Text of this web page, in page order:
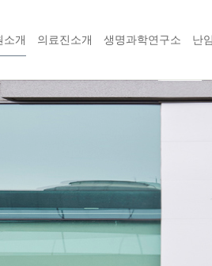
소개 의료진소개 생명과학연구소 난